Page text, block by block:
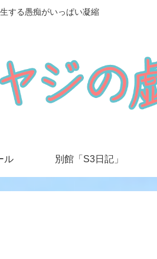
する愚痴がいっぱい凝縮
ル 別館「S3日記」